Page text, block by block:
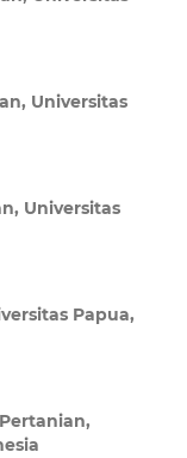
Universitas
Universitas
Papua,